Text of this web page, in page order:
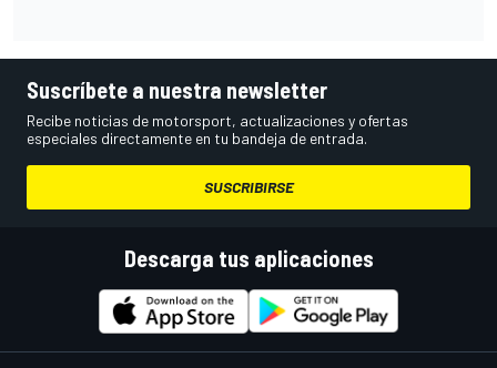
Suscríbete a nuestra newsletter
Recibe noticias de motorsport, actualizaciones y ofertas
especiales directamente en tu bandeja de entrada.
SUSCRIBIRSE
Descarga tus aplicaciones